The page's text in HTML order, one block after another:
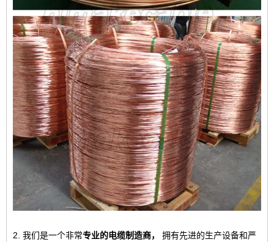
2. 我们是一个非常专业的电缆制造商，
拥有先进的生产设备和严